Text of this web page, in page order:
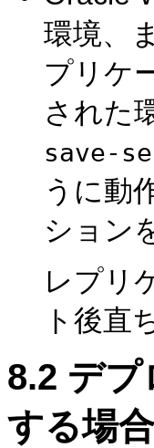
環境、
プリケ
された
save-
うに動
ション
レプリ
ト後直
8.2 デプ
する場